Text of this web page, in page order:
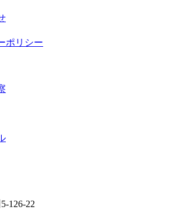
ポリシー
126-22